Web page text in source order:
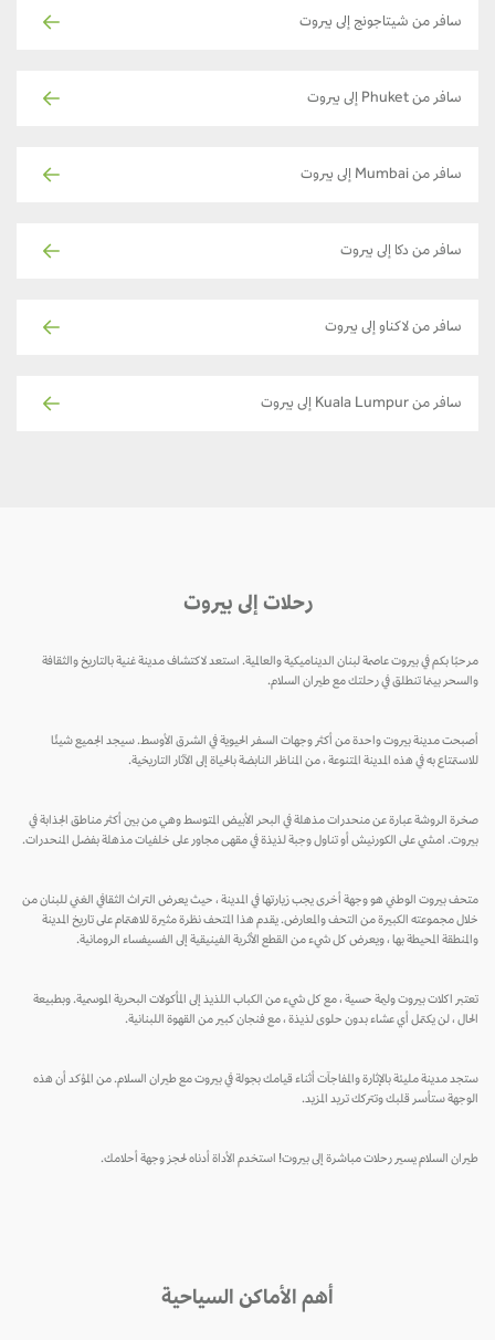
سافر من شيتاجونج إلى بيروت
سافر من Phuket إلى بيروت
سافر من Mumbai إلى بيروت
سافر من دكا إلى بيروت
سافر من لاكناو إلى بيروت
سافر من Kuala Lumpur إلى بيروت
رحلات إلى بيروت
مرحبًا بكم في بيروت عاصمة لبنان الديناميكية والعالمية. استعد لاكتشاف مدينة غنية بالتاريخ والثقافة
والسحر بينما تنطلق في رحلتك مع طيران السلام.
أصبحت مدينة بيروت واحدة من أكثر وجهات السفر الحيوية في الشرق الأوسط. سيجد الجميع شيئًا
للاستمتاع به في هذه المدينة المتنوعة ، من المناظر النابضة بالحياة إلى الآثار التاريخية.
صخرة الروشة عبارة عن منحدرات مذهلة في البحر الأبيض المتوسط ​​وهي من بين أكثر مناطق الجذابة في
بيروت. امشي على الكورنيش أو تناول وجبة لذيذة في مقهى مجاور على خلفيات مذهلة بفضل المنحدرات.
متحف بيروت الوطني هو وجهة أخرى يجب زيارتها في المدينة ، حيث يعرض التراث الثقافي الغني للبنان من
خلال مجموعته الكبيرة من التحف والمعارض. يقدم هذا المتحف نظرة مثيرة للاهتمام على تاريخ المدينة
والمنطقة المحيطة بها ، ويعرض كل شيء من القطع الأثرية الفينيقية إلى الفسيفساء الرومانية.
تعتبر اكلات بيروت وليمة حسية ، مع كل شيء من الكباب اللذيذ إلى المأكولات البحرية الموسمية. وبطبيعة
الحال ، لن يكتمل أي عشاء بدون حلوى لذيذة ، مع فنجان كبير من القهوة اللبنانية.
ستجد مدينة مليئة بالإثارة والمفاجآت أثناء قيامك بجولة في بيروت مع طيران السلام. من المؤكد أن هذه
الوجهة ستأسر قلبك وتتركك تريد المزيد.
طيران السلام يسير رحلات مباشرة إلى بيروت! استخدم الأداة أدناه لحجز وجهة أحلامك.
أهم الأماكن السياحية